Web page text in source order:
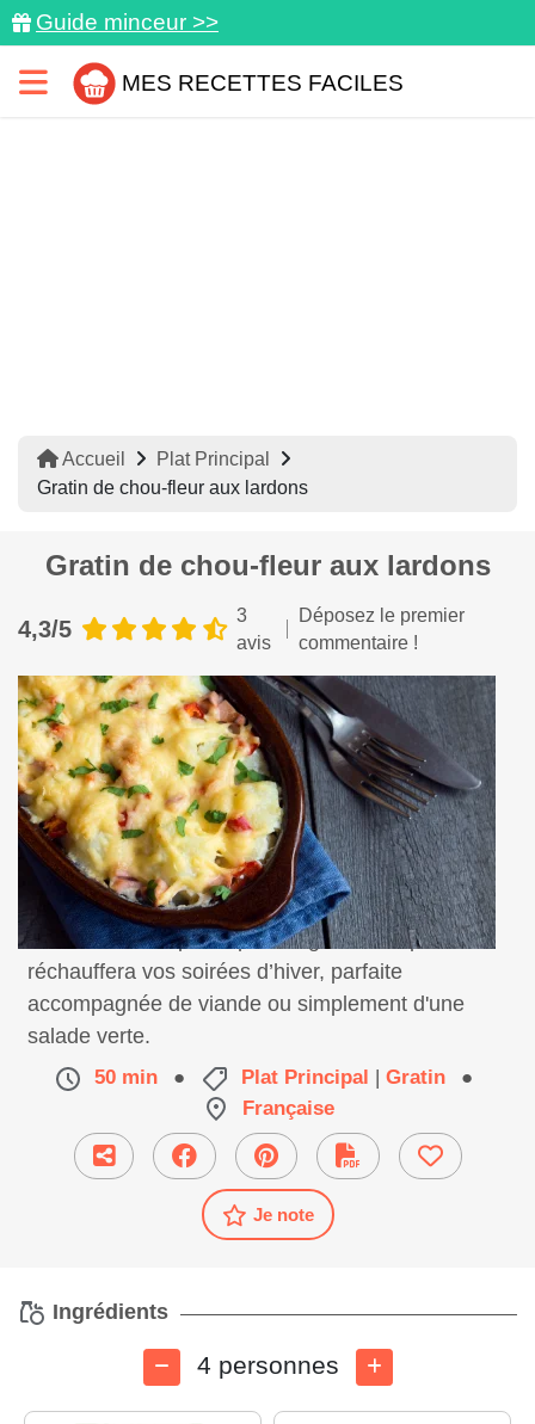
Guide minceur >>
MES RECETTES FACILES
Accueil
Plat Principal
Gratin de chou-fleur aux lardons
Gratin de chou-fleur aux lardons
4,3/5
3
avis
Déposez le premier
commentaire !
Une recette simple, rapide et goûteuse qui
réchauffera vos soirées d’hiver, parfaite
accompagnée de viande ou simplement d'une
salade verte.
50 min ● Plat Principal | Gratin
●
Française
Je note
Ingrédients
4 personnes